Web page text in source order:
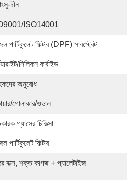
চীন
ISO14001
পার্টিকুলেট ফিল্টার (DPF) সাবস্ট্রেট
সিলিকন কার্বাইড
অনুরোধ
গোলাকার/ওভাল
গ্যাসের চিকিত্সা
পার্টিকুলেট ফিল্টার
বাক্স, শক্ত কাগজ + প্যালেটাইজ